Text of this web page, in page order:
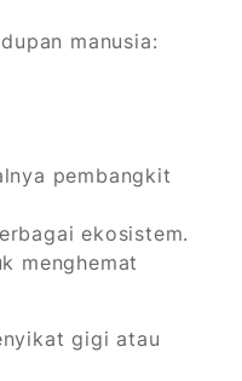
manusia:
pembangkit
ekosistem.
menghemat
gigi atau